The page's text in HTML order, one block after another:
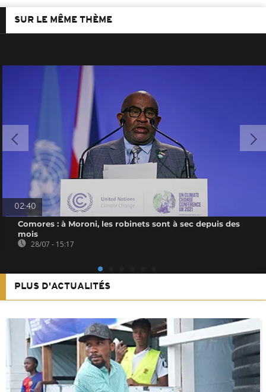
SUR LE MÊME THÈME
02:40
Comores : à Moroni, les robinets sont à sec depuis des
mois
28/07 - 15:17
PLUS D'ACTUALITÉS